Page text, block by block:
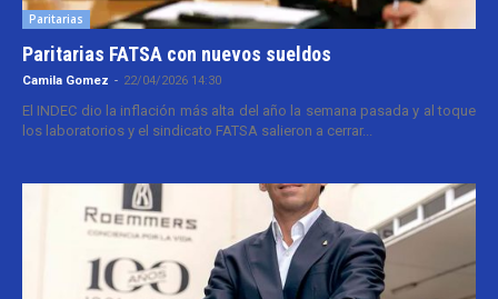
Paritarias
Paritarias FATSA con nuevos sueldos
Camila Gomez - 22/04/2026 14:30
El INDEC dio la inflación más alta del año la semana pasada y al toque
los laboratorios y el sindicato FATSA salieron a cerrar...